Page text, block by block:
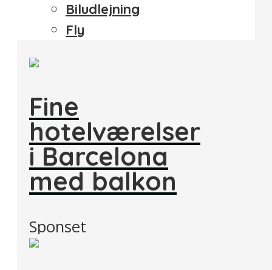
Biludlejning
Fly
Fine
hotelværelser
i Barcelona
med balkon
Sponset